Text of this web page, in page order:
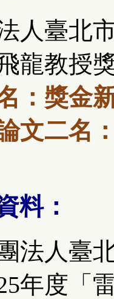
人臺北
龍教授
：獎金
文二名
料：
法人臺
年度 「